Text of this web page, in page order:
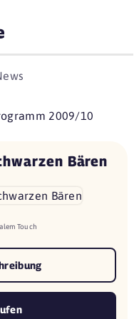
Bären
Touch